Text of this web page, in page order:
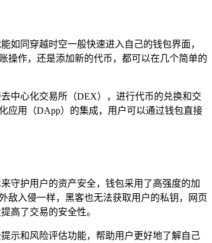
如同穿越时空一般快速进入自己的钱包界面，
操作，还是添加新的代币，都可以在几个简单的
中心化交易所（DEX），进行代币的兑换和交
应用（DApp）的集成，用户可以通过钱包直接
守护用户的资产安全，钱包采用了高强度的加
敌入侵一样，黑客也无法获取用户的私钥，网页
高了交易的安全性。
示和风险评估功能，帮助用户更好地了解自己